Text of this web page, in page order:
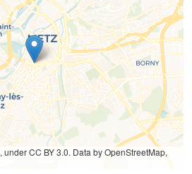
, under CC BY 3.0. Data by OpenStreetMap,